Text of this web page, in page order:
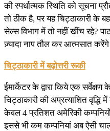
की स्पर्धात्मक स्थिति को सूचना
तो ठीक है, पर यह चिट्ठाकारी के
सेल्स विभाग में तो नहीं खींच रहे?
ज़्यादा नाप तौल कर आत्मसात
चिट्ठाकारी में बढ़ोत्तरी रूकी
ईमार्केटर के द्वारा किये एक
चिट्ठाकारी की अप्रत्याशित
केवल 4 प्रतिशत अमेरिकी
इससे भी कम कम्पनियां अब ऐसी